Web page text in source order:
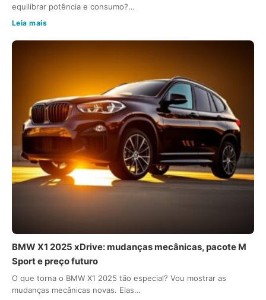
equilibrar potência e consumo?…
Leia mais
BMW X1 2025 xDrive: mudanças mecânicas, pacote M
Sport e preço futuro
O que torna o BMW X1 2025 tão especial? Vou mostrar as
mudanças mecânicas novas. Elas…